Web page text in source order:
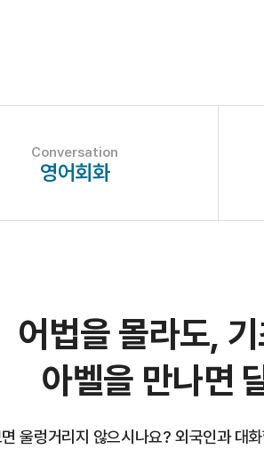
Conversation
영어회화
어법을 몰라도,
아벨을 만나면
울렁거리지 않으시나요? 외국인과 대